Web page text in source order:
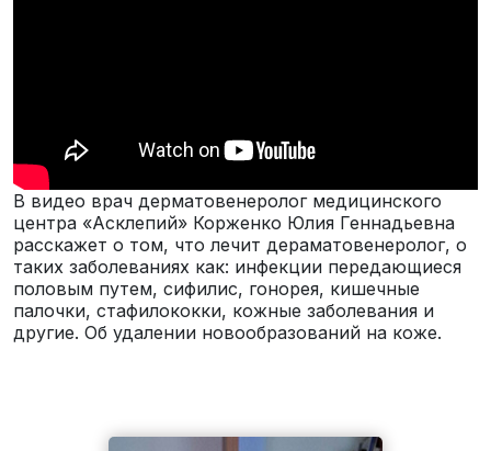
В видео врач дерматовенеролог медицинского
центра «Асклепий» Корженко Юлия Геннадьевна
расскажет о том, что лечит дераматовенеролог, о
таких заболеваниях как: инфекции передающиеся
половым путем, сифилис, гонорея, кишечные
палочки, стафилококки, кожные заболевания и
другие. Об удалении новообразований на коже.